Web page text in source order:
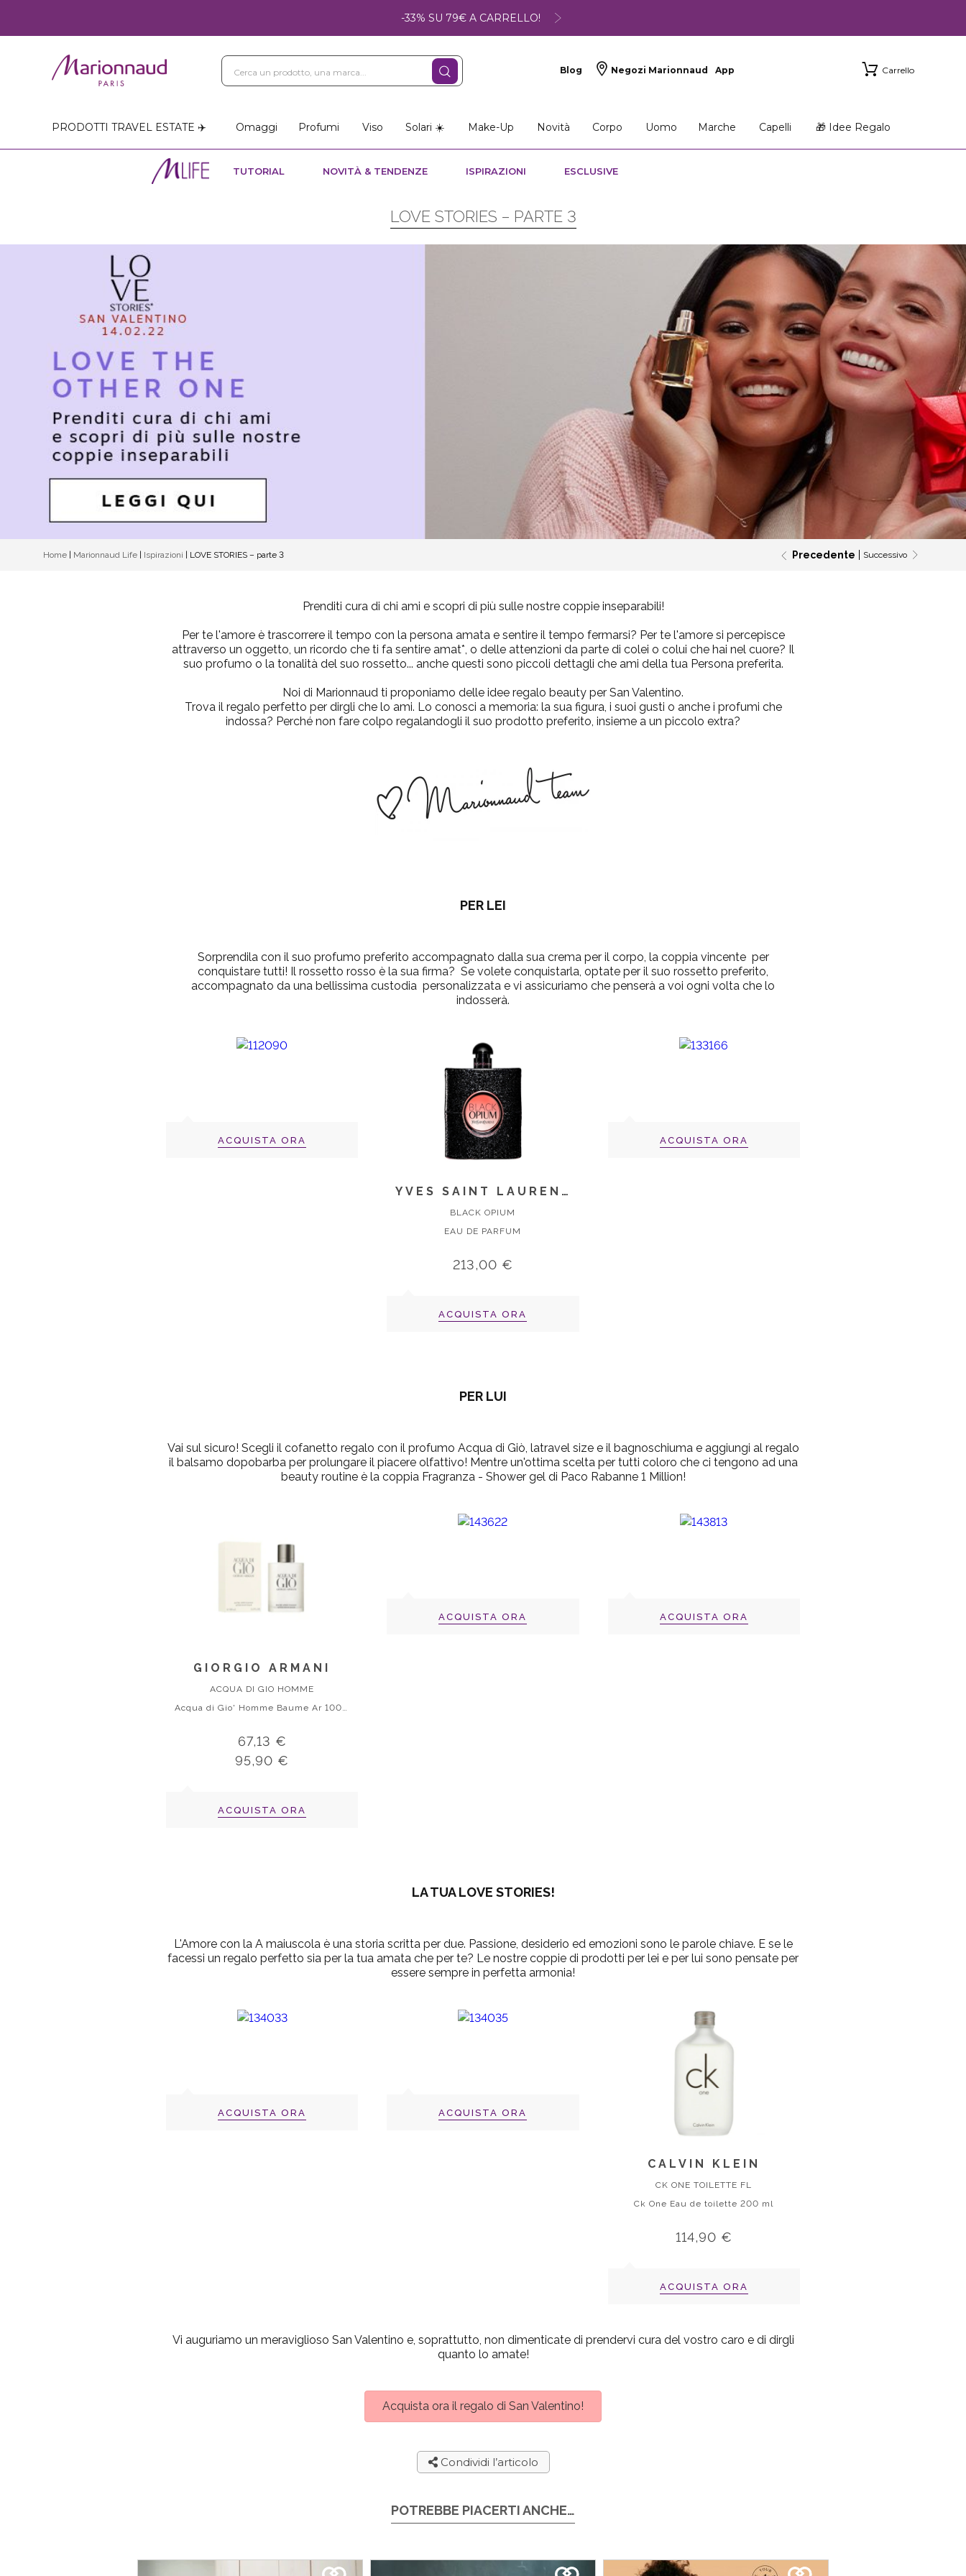
-33% SU 79€ A CARRELLO!
Blog Negozi Marionnaud App Carrello
PRODOTTI TRAVEL ESTATE ✈️ Omaggi Profumi Viso Solari ☀️ Make-Up Novità Corpo Uomo Marche Capelli 🎁 Idee Regalo
TUTORIAL NOVITÀ & TENDENZE ISPIRAZIONI ESCLUSIVE
LOVE STORIES – PARTE 3
Home Marionnaud Life Ispirazioni LOVE STORIES – parte 3 Precedente Successivo
Prenditi cura di chi ami e scopri di più sulle nostre coppie inseparabili!
Per te l'amore è trascorrere il tempo con la persona amata e sentire il tempo fermarsi? Per te l'amore si percepisce
attraverso un oggetto, un ricordo che ti fa sentire amat*, o delle attenzioni da parte di colei o colui che hai nel cuore? Il
suo profumo o la tonalità del suo rossetto... anche questi sono piccoli dettagli che ami della tua Persona preferita.
Noi di Marionnaud ti proponiamo delle idee regalo beauty per San Valentino.
Trova il regalo perfetto per dirgli che lo ami. Lo conosci a memoria: la sua figura, i suoi gusti o anche i profumi che
indossa? Perché non fare colpo regalandogli il suo prodotto preferito, insieme a un piccolo extra?
PER LEI
Sorprendila con il suo profumo preferito accompagnato dalla sua crema per il corpo, la coppia vincente per
conquistare tutti! Il rossetto rosso è la sua firma? Se volete conquistarla, optate per il suo rossetto preferito,
accompagnato da una bellissima custodia personalizzata e vi assicuriamo che penserà a voi ogni volta che lo
indosserà.
ACQUISTA ORA
YVES SAINT LAURENT
BLACK OPIUM
EAU DE PARFUM
213,00 €
ACQUISTA ORA
ACQUISTA ORA
PER LUI
Vai sul sicuro! Scegli il cofanetto regalo con il profumo Acqua di Giò, latravel size e il bagnoschiuma e aggiungi al regalo
il balsamo dopobarbaper prolungare il piacere olfattivo! Mentre un'ottima scelta per tutti coloro che ci tengono ad una
beauty routine è la coppia Fragranza - Shower gel di Paco Rabanne 1 Million!
GIORGIO ARMANI
ACQUA DI GIO HOMME
Acqua di Gio' Homme Baume Ar 100Ml
67,13 €
95,90 €
ACQUISTA ORA
ACQUISTA ORA ACQUISTA ORA
LA TUA LOVE STORIES!
L'Amore con la A maiuscola è una storia scritta per due. Passione, desiderio ed emozioni sono le parole chiave. E se le
facessi un regalo perfetto sia per la tua amata che per te? Le nostre coppie di prodotti per lei e per lui sono pensate per
essere sempre in perfetta armonia!
ACQUISTA ORA ACQUISTA ORA
CALVIN KLEIN
CK ONE TOILETTE FL
Ck One Eau de toilette 200 ml
114,90 €
ACQUISTA ORA
Vi auguriamo un meraviglioso San Valentino e, soprattutto, non dimenticate di prendervi cura del vostro caro e di dirgli
quanto lo amate!
Acquista ora il regalo di San Valentino!
Condividi l’articolo
POTREBBE PIACERTI ANCHE…